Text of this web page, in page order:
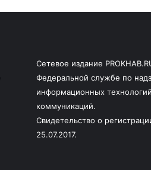
Сетевое издание
Федеральной службе по
информационных
коммуникаций.
Свидетельство о
25.07.2017.